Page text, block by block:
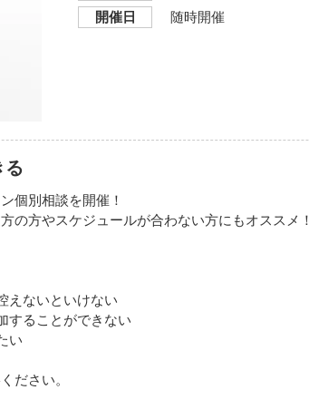
開催日
随時開催
る
個別相談を開催！
の方やスケジュールが合わない方にもオススメ！
えないといけない
することができない
い
ださい。